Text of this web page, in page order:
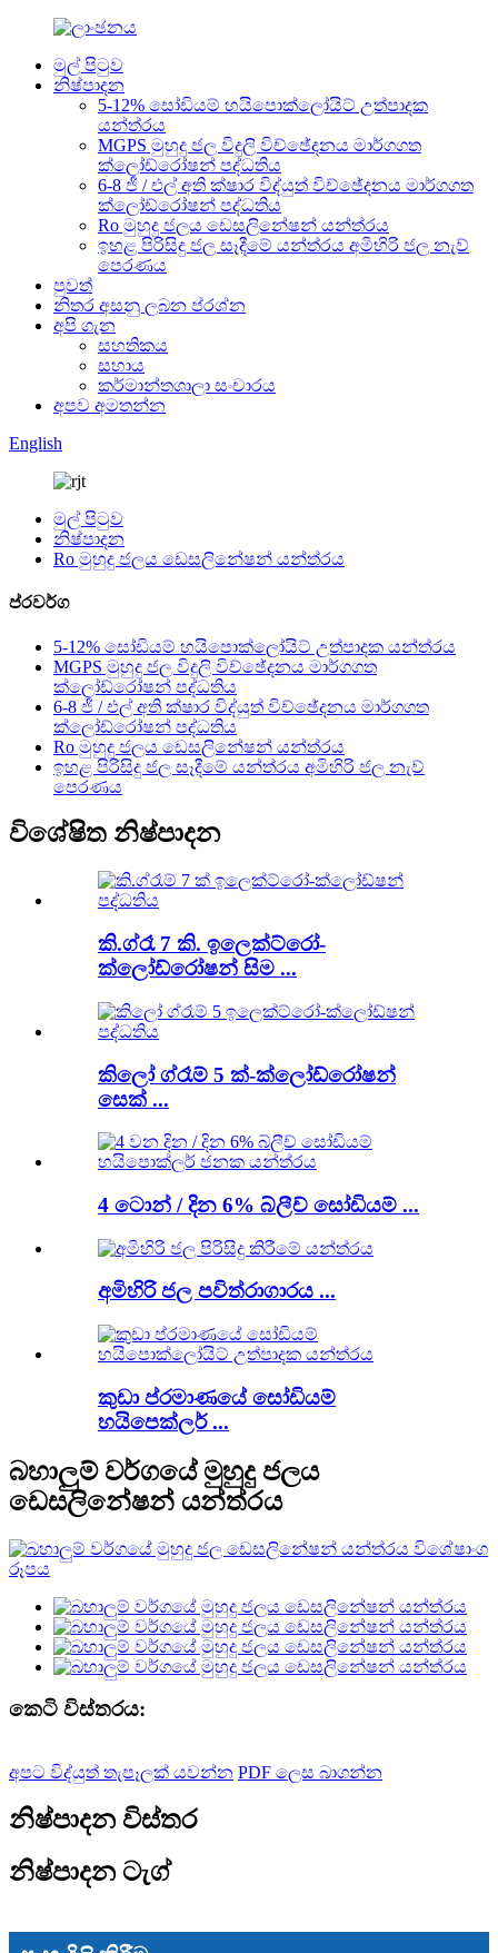
මුල් පිටුව
නිෂ්පාදන
5-12% සෝඩියම් හයිපොක්ලෝයිට් උත්පාදක
යන්ත්රය
MGPS මුහුදු ජල විදුලි විච්ඡේදනය මාර්ගගත
ක්ලෝඩ්රෝෂන් පද්ධතිය
6-8 ජී / එල් අති ක්ෂාර විද්යුත් විච්ඡේදනය මාර්ගගත
ක්ලෝඩ්රෝෂන් පද්ධතිය
Ro මුහුදු ජලය ඩෙසලිනේෂන් යන්ත්රය
ඉහළ පිරිසිදු ජල සෑදීමේ යන්ත්රය අමිහිරි ජල නැව්
පෙරණය
පුවත්
නිතර අසනු ලබන ප්රශ්න
අපි ගැන
සහතිකය
සහාය
කර්මාන්තශාලා සංචාරය
අපව අමතන්න
English
මුල් පිටුව
නිෂ්පාදන
Ro මුහුදු ජලය ඩෙසලිනේෂන් යන්ත්රය
ප්රවර්ග
5-12% සෝඩියම් හයිපොක්ලෝයිට් උත්පාදක යන්ත්රය
MGPS මුහුදු ජල විදුලි විච්ඡේදනය මාර්ගගත
ක්ලෝඩ්රෝෂන් පද්ධතිය
6-8 ජී / එල් අති ක්ෂාර විද්යුත් විච්ඡේදනය මාර්ගගත
ක්ලෝඩ්රෝෂන් පද්ධතිය
Ro මුහුදු ජලය ඩෙසලිනේෂන් යන්ත්රය
ඉහළ පිරිසිදු ජල සෑදීමේ යන්ත්රය අමිහිරි ජල නැව්
පෙරණය
විශේෂිත නිෂ්පාදන
කි.ග්රෑ 7 කි. ඉලෙක්ට්රෝ-
ක්ලෝඩ්රෝෂන් සිම ...
කිලෝ ග්රෑම් 5 ක්-ක්ලෝඩ්රෝෂන්
සෙක් ...
4 ටොන් / දින 6% බ්ලීච් සෝඩියම් ...
අමිහිරි ජල පවිත්රාගාරය ...
කුඩා ප්රමාණයේ සෝඩියම්
හයිපෙක්ලර් ...
බහාලුම් වර්ගයේ මුහුදු ජලය
ඩෙසලිනේෂන් යන්ත්රය
කෙටි විස්තරය:
අපට විද්යුත් තැපෑලක් යවන්න PDF ලෙස බාගන්න
නිෂ්පාදන විස්තර
නිෂ්පාදන ටැග්